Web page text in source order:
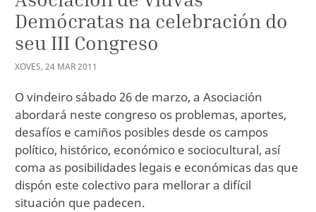
Demócratas na celebración do
seu III Congreso
XOVES, 24 MAR2011
O vindeiro sábado 26 de marzo, a Asociación
abordará neste congreso os problemas, aportes,
desafíos e camiños posibles desde os campos
político, histórico, económico e sociocultural, así
coma as posibilidades legais e económicas das que
dispón este colectivo para mellorar a difícil
situación que padecen.